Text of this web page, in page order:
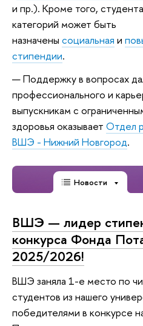
и пр.). Кроме того,
категорий может быть
назначены социальная и
стипендии.
Поддержку в вопросах
профессионального и
выпускникам с
здоровья оказывает Отдел
ВШЭ - Нижний Новгород.
Новости
ВШЭ — лидер
конкурса Фонда
2025/2026!
ВШЭ заняла 1-е место по
студентов из нашего
победителями в конкурсе